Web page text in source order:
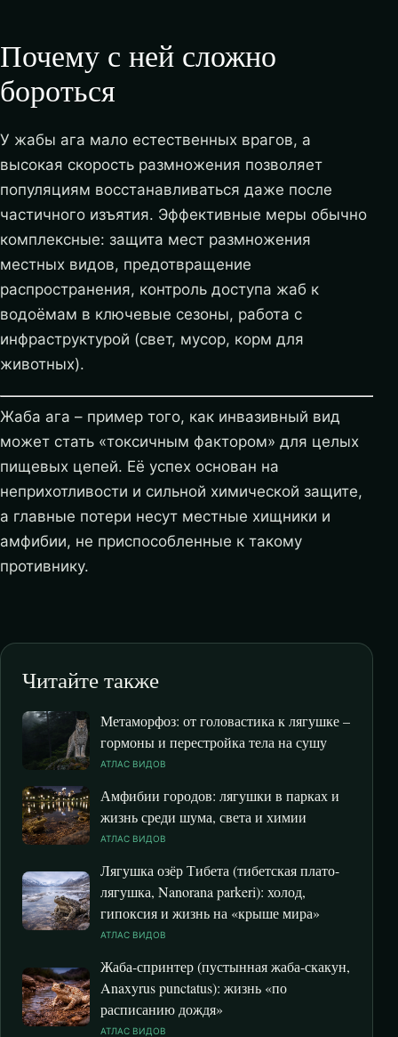
Почему с ней сложно
бороться
У жабы ага мало естественных врагов, а
высокая скорость размножения позволяет
популяциям восстанавливаться даже после
частичного изъятия. Эффективные меры обычно
комплексные: защита мест размножения
местных видов, предотвращение
распространения, контроль доступа жаб к
водоёмам в ключевые сезоны, работа с
инфраструктурой (свет, мусор, корм для
животных).
Жаба ага – пример того, как инвазивный вид
может стать «токсичным фактором» для целых
пищевых цепей. Её успех основан на
неприхотливости и сильной химической защите,
а главные потери несут местные хищники и
амфибии, не приспособленные к такому
противнику.
Читайте также
Метаморфоз: от головастика к лягушке –
гормоны и перестройка тела на сушу
АТЛАС ВИДОВ
Амфибии городов: лягушки в парках и
жизнь среди шума, света и химии
АТЛАС ВИДОВ
Лягушка озёр Тибета (тибетская плато-
лягушка, Nanorana parkeri): холод,
гипоксия и жизнь на «крыше мира»
АТЛАС ВИДОВ
Жаба-спринтер (пустынная жаба-скакун,
Anaxyrus punctatus): жизнь «по
расписанию дождя»
АТЛАС ВИДОВ